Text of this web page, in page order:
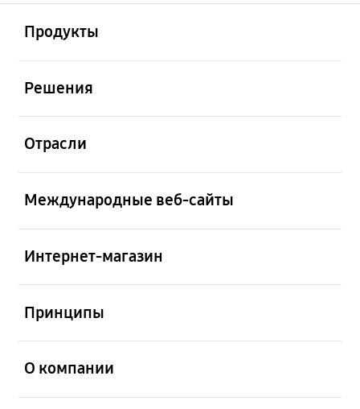
Продукты
Решения
Отрасли
Международные веб-сайты
Интернет-магазин
Принципы
О компании